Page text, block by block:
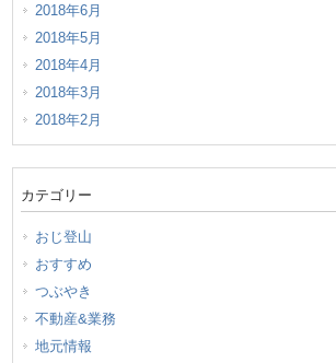
2018年6月
2018年5月
2018年4月
2018年3月
2018年2月
カテゴリー
おじ登山
おすすめ
つぶやき
不動産&業務
地元情報